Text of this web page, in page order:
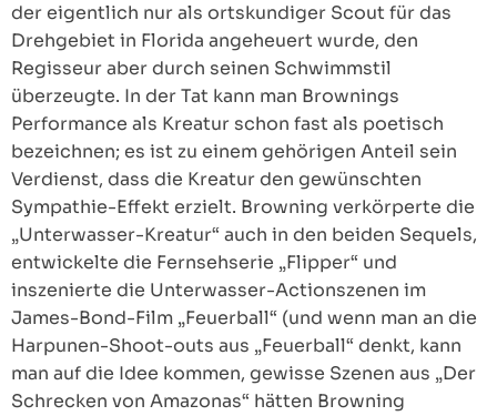
der eigentlich nur als ortskundiger Scout für das
Drehgebiet in Florida angeheuert wurde, den
Regisseur aber durch seinen Schwimmstil
überzeugte. In der Tat kann man Brownings
Performance als Kreatur schon fast als poetisch
bezeichnen; es ist zu einem gehörigen Anteil sein
Verdienst, dass die Kreatur den gewünschten
Sympathie-Effekt erzielt. Browning verkörperte die
„Unterwasser-Kreatur“ auch in den beiden Sequels,
entwickelte die Fernsehserie „Flipper“ und
inszenierte die Unterwasser-Actionszenen im
James-Bond-Film „Feuerball“ (und wenn man an die
Harpunen-Shoot-outs aus „Feuerball“ denkt, kann
man auf die Idee kommen, gewisse Szenen aus „Der
Schrecken von Amazonas“ hätten Browning